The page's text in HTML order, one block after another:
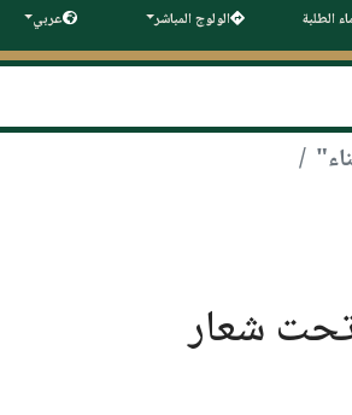
الطلبة الولوج المباشر عربي
للطالب تحت شعار